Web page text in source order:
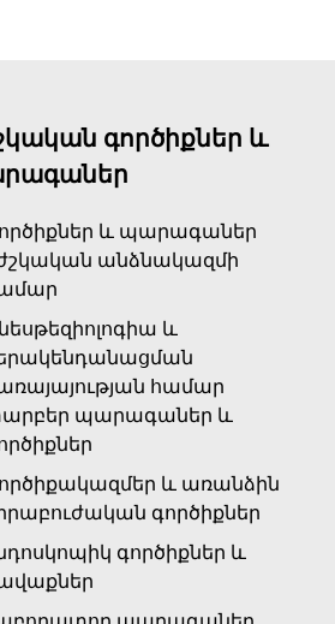
գործիքներ և
և պարագաներ
անձնակազմի
և
համար
պարագաներ և
և առանձին
գործիքներ
գործիքներ և